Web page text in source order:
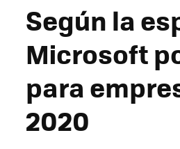
Según la
Microsoft
para
2020